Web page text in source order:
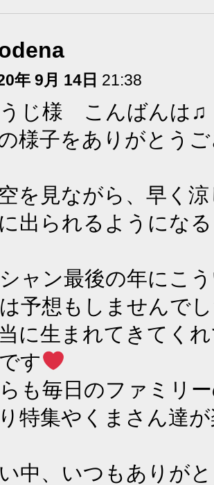
年 9月 14日 21:38
じ様 こんばんは♫
様子をありがとう
を見ながら、早く
出られるようにな
ャン最後の年にこ
予想もしませんで
に生まれてきてく
す
も毎日のファミリ
特集やくまさん達
中、いつもありが